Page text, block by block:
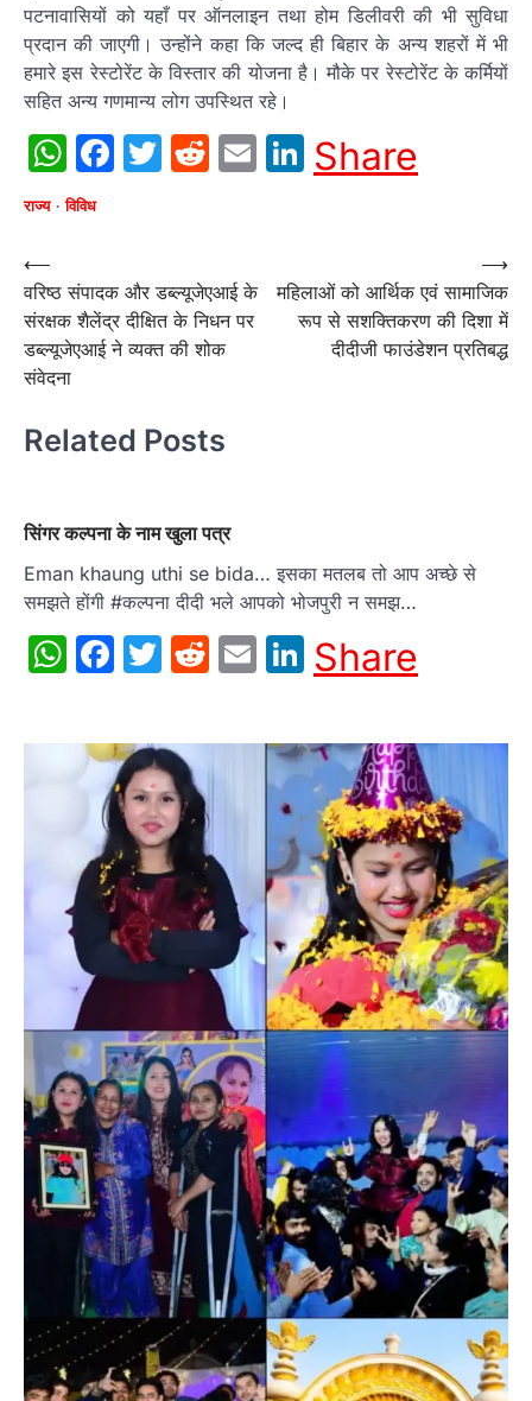
पटनावासियों को यहाँ पर ऑनलाइन तथा होम डिलीवरी की भी सुविधा
प्रदान की जाएगी। उन्होंने कहा कि जल्द ही बिहार के अन्य शहरों में भी
हमारे इस रेस्टोरेंट के विस्तार की योजना है। मौके पर रेस्टोरेंट के कर्मियों
सहित अन्य गणमान्य लोग उपस्थित रहे।
WhatsApp
Facebook
Twitter
Reddit
EmailLinkedIn
Share
राज्य विविध
Post
navigation
⟵
वरिष्ठ संपादक और डब्ल्यूजेएआई के
संरक्षक शैलेंद्र दीक्षित के निधन पर
डब्ल्यूजेएआई ने व्यक्त की शोक
संवेदना
महिलाओं को आर्थिक एवं सामाजिक
रूप से सशक्तिकरण की दिशा में
दीदीजी फाउंडेशन प्रतिबद्ध
⟶
Related Posts
सिंगर कल्पना के नाम खुला पत्र
Eman khaung uthi se bida… इसका मतलब तो आप अच्छे से
समझते होंगी #कल्पना दीदी भले आपको भोजपुरी न समझ…
WhatsApp
Facebook
Twitter
Reddit
EmailLinkedIn
Share